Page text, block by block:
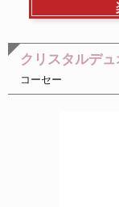
クリスタルデ
コーセー